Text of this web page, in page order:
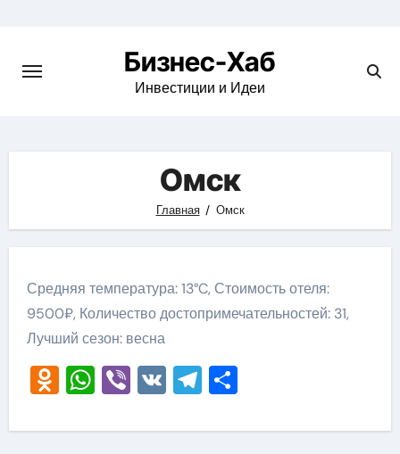
content
Бизнес-Хаб
Инвестиции и Идеи
Омск
Главная Омск
Средняя температура: 13°C, Стоимость отеля:
9500₽, Количество достопримечательностей: 31,
Лучший сезон: весна
Odnoklassniki
WhatsApp
Viber
VKTelegram
Отправить